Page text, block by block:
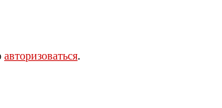
авторизоваться.